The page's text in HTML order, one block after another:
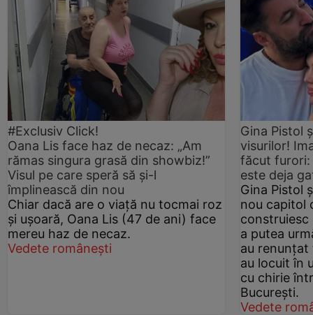
#Exclusiv Click!
Oana Lis face haz de necaz: „Am
rămas singura grasă din showbiz!”
Visul pe care speră să și-l
împlinească din nou
Chiar dacă are o viață nu tocmai roz
și ușoară, Oana Lis (47 de ani) face
mereu haz de necaz.
Vedete românești
Gina Pistol
visurilor!
făcut furori:
este deja
Gina Pistol
nou capitol
construiesc
a putea
au renunțat
au locuit în
cu chirie
București.
Vedete